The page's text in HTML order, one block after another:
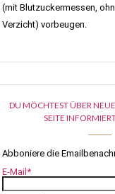
(mit Blutzuckermessen,
Verzicht) vorbeugen.
DU MÖCHTEST ÜBER
SEITE
Abboniere die
E-Mail*